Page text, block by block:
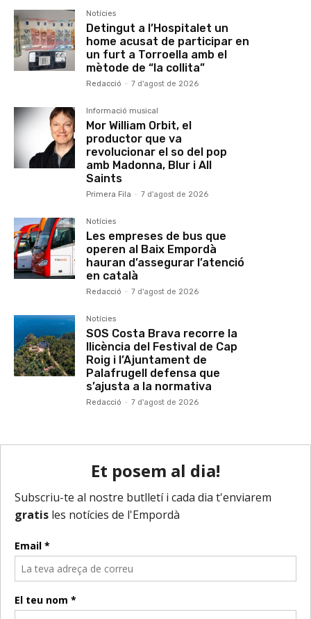
Notícies
Detingut a l’Hospitalet un
home acusat de participar en
un furt a Torroella amb el
mètode de “la collita”
Redacció - 7 d'agost de 2026
Informació musical
Mor William Orbit, el
productor que va
revolucionar el so del pop
amb Madonna, Blur i All
Saints
Primera Fila - 7 d'agost de 2026
Notícies
Les empreses de bus que
operen al Baix Empordà
hauran d’assegurar l’atenció
en català
Redacció - 7 d'agost de 2026
Notícies
SOS Costa Brava recorre la
llicència del Festival de Cap
Roig i l’Ajuntament de
Palafrugell defensa que
s’ajusta a la normativa
Redacció - 7 d'agost de 2026